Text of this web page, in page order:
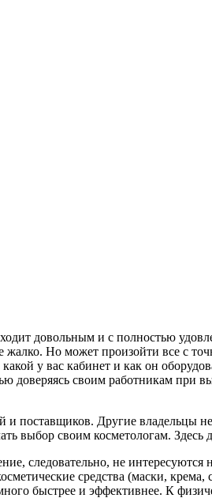
довольным и с полностью
Но может произойти все с
у вас кабинет и как он
доверяясь своим работникам при
и поставщиков. Другие владельцы
выбор своим косметологам.
следовательно, не
средства (маски,
быстрее и эффективнее. К